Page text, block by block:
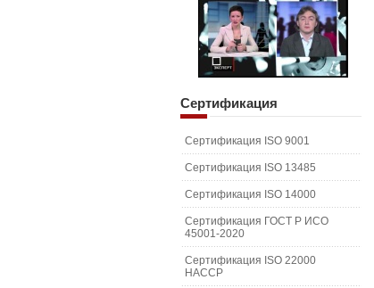
Сертификация
Сертификация ISO 9001
Сертификация ISO 13485
Сертификация ISO 14000
Сертификация ГОСТ Р ИСО
45001-2020
Сертификация ISO 22000
HACCP